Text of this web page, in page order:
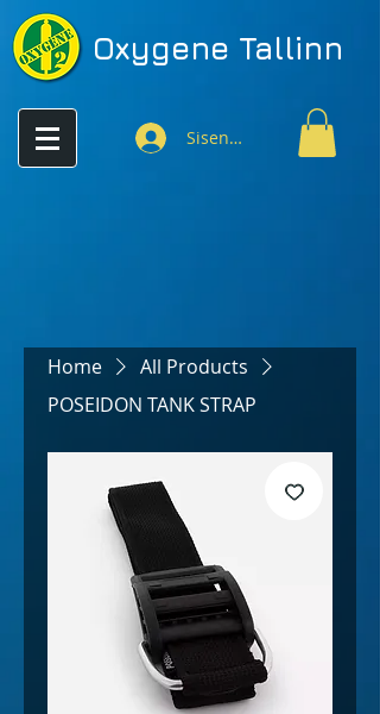
Oxygene Tallinn
Sisenen
Home
All Products
POSEIDON TANK STRAP